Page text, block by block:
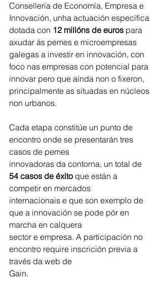
Consellería de Economía, Empresa e
Innovación, unha actuación específica
dotada con 12 millóns de euros para
axudar ás pemes e microempresas
galegas a investir en innovación, con
foco nas empresas con potencial para
innovar pero que aínda non o fixeron,
principalmente as situadas en núcleos
non urbanos.
Cada etapa constitúe un punto de
encontro onde se presentarán tres
casos de pemes
innovadoras da contorna, un total de
54 casos de éxito que están a
competir en mercados
internacionais e que son exemplo de
que a innovación se pode pór en
marcha en calquera
sector e empresa. A participación no
encontro require inscrición previa a
través da web de
Gain.